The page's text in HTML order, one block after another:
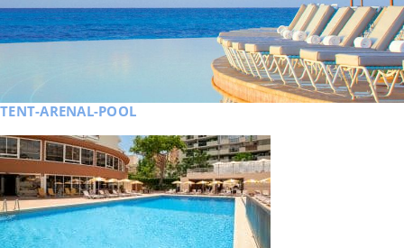
TENT-ARENAL-POOL